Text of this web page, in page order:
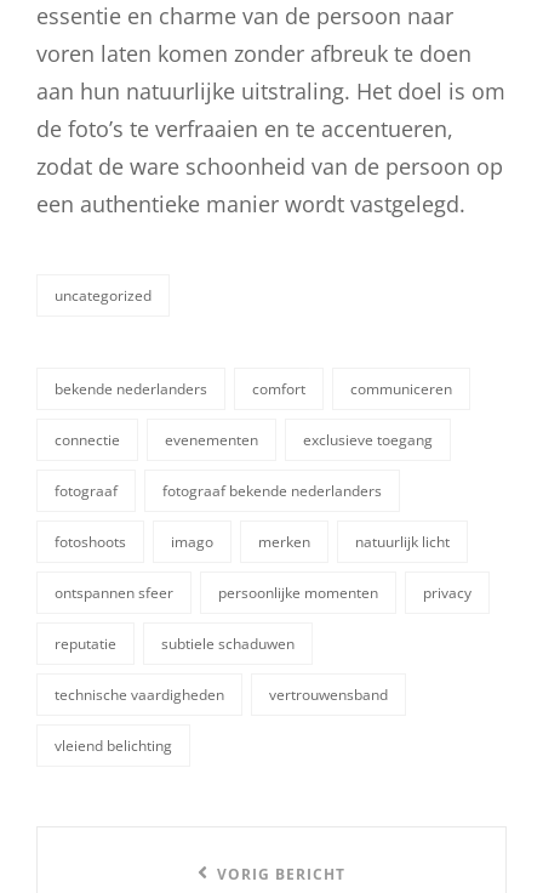
essentie en charme van de persoon naar
voren laten komen zonder afbreuk te doen
aan hun natuurlijke uitstraling. Het doel is om
de foto’s te verfraaien en te accentueren,
zodat de ware schoonheid van de persoon op
een authentieke manier wordt vastgelegd.
categorieën
uncategorized
bekende nederlanders comfort communiceren
connectie evenementen exclusieve toegang
fotograaf fotograaf bekende nederlanders
fotoshoots imago merken natuurlijk licht
ontspannen sfeer persoonlijke momenten privacy
reputatie subtiele schaduwen
technische vaardigheden vertrouwensband
vleiend belichting
VORIG BERICHT